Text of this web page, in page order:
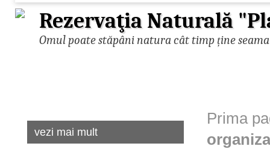
Rezervaţia Naturală
Omul poate stăpâni natura cât timp ține
vezi mai mult
Prima